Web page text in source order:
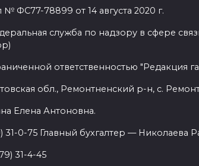
ФС77-78899 от 14 августа 2020 г.
служба по надзору в сфере
ответственностью "Редакция
обл., Ремонтненский р-н, с.
Елена Антоновна.
0-75 Главный бухгалтер — Николаева
31-4-45